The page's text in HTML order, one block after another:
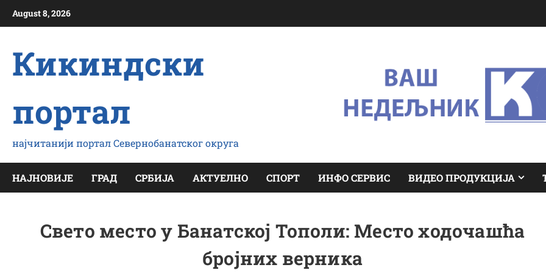
August 8, 2026
Кикиндски
портал
најчитанији портал Севернобанатског округа
НАЈНОВИЈЕ ГРАД СРБИЈА АКТУЕЛНО СПОРТ ИНФО СЕРВИС ВИДЕО ПРОДУКЦИЈА
Свето место у Банатској Тополи: Место ходочашћа
бројних верника